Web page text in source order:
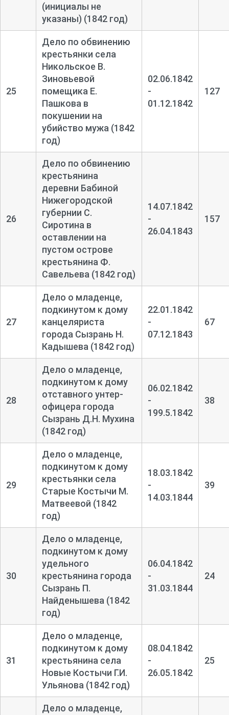
(инициалы не
указаны) (1842 год)
25
Дело по обвинению
крестьянки села
Никольское В.
Зиновьевой
помещика Е.
Пашкова в
покушении на
убийство мужа (1842
год)
02.06.1842
-
01.12.1842
127
26
Дело по обвинению
крестьянина
деревни Бабиной
Нижегородской
губернии С.
Сиротина в
оставлении на
пустом острове
крестьянина Ф.
Савельева (1842 год)
14.07.1842
-
26.04.1843
157
27
Дело о младенце,
подкинутом к дому
канцеляриста
города Сызрань Н.
Кадышева (1842 год)
22.01.1842
-
07.12.1843
67
28
Дело о младенце,
подкинутом к дому
отставного унтер-
офицера города
Сызрань Д.Н. Мухина
(1842 год)
06.02.1842
-
199.5.1842
38
29
Дело о младенце,
подкинутом к дому
крестьянки села
Старые Костычи М.
Матвеевой (1842
год)
18.03.1842
-
14.03.1844
39
30
Дело о младенце,
подкинутом к дому
удельного
крестьянина города
Сызрань П.
Найденышева (1842
год)
06.04.1842
-
31.03.1844
24
31
Дело о младенце,
подкинутом к дому
крестьянина села
Новые Костычи Г.И.
Ульянова (1842 год)
08.04.1842
-
26.05.1842
25
Дело о младенце,